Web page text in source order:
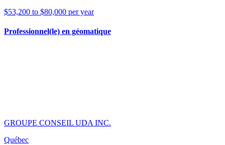
$53,200 to $80,000 per year
Professionnel(le) en géomatique
GROUPE CONSEIL UDA INC.
Québec